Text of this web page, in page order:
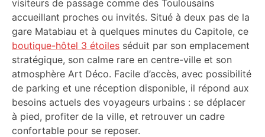
visiteurs de passage comme des Toulousains
accueillant proches ou invités. Situé à deux pas de la
gare Matabiau et à quelques minutes du Capitole, ce
boutique-hôtel 3 étoiles séduit par son emplacement
stratégique, son calme rare en centre-ville et son
atmosphère Art Déco. Facile d’accès, avec possibilité
de parking et une réception disponible, il répond aux
besoins actuels des voyageurs urbains : se déplacer
à pied, profiter de la ville, et retrouver un cadre
confortable pour se reposer.